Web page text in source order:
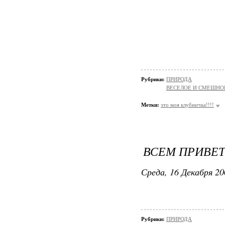
Рубрики: ПРИРОДА
ВЕСЕЛОЕ И
Метки: это моя клубничка!!!!
ВСЕМ
Среда, 16 Декабря
Рубрики: ПРИРОДА